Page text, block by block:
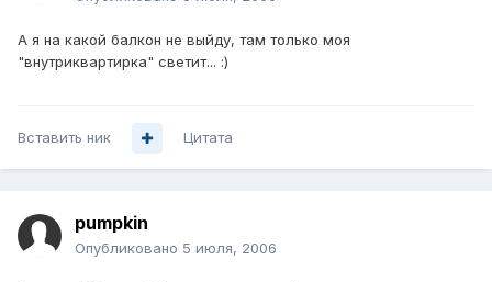
А я на какой балкон не выйду, там только моя
"внутриквартирка" светит... :)
Вставить ник Цитата
pumpkin
Опубликовано 5 июля, 2006